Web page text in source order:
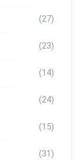
(27)
(23)
(14)
(24)
(15)
(31)